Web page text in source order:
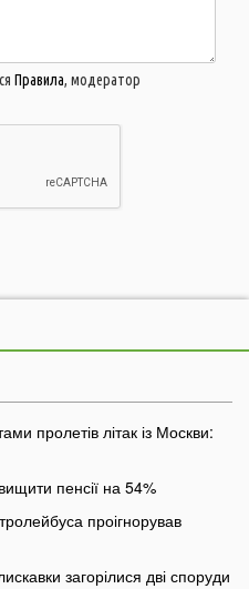
Правила, модератор
пролетів літак із Москви:
пенсії на 54%
проігнорував
загорілися дві споруди